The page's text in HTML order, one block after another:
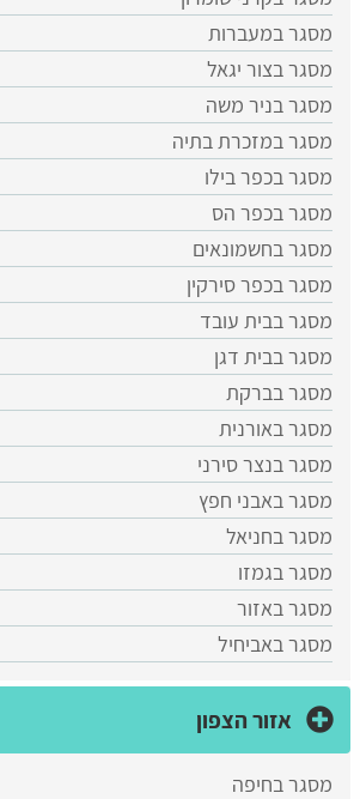
מסגר במעברות
מסגר בצור יגאל
מסגר בניר משה
מסגר במזכרת בתיה
מסגר בכפר בילו
מסגר בכפר הס
מסגר בחשמונאים
מסגר בכפר סירקין
מסגר בבית עובד
מסגר בבית דגן
מסגר בברקת
מסגר באורנית
מסגר בנצר סירני
מסגר באבני חפץ
מסגר בחניאל
מסגר בגמזו
מסגר באזור
מסגר באביחיל
אזור הצפון
מסגר בחיפה